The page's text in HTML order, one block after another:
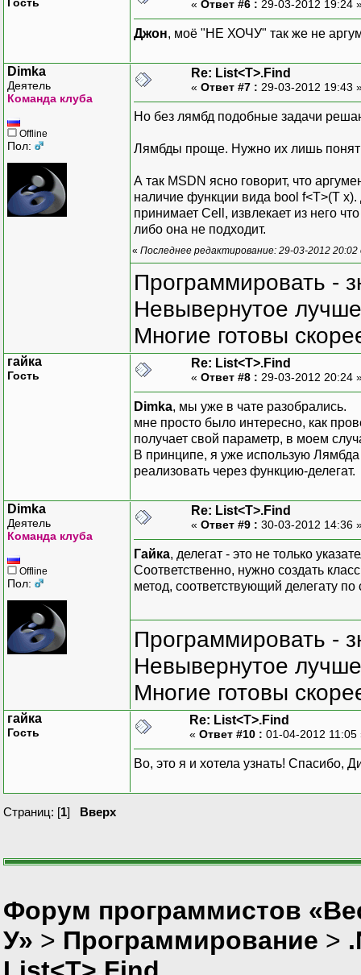
« Ответ #6 : 29-03-2012 19:24
Джон, моё "НЕ ХОЧУ" так же не
Dimka
Деятель
Команда клуба
Offline
Пол:
Re: List<T>.Find
« Ответ #7 : 29-03-2012 19:43
Но без лямбд подобные задачи
Лямбды проще. Нужно их лишь
А так MSDN ясно говорит, что
наличие функции вида bool f<T>(T
принимает Cell, извлекает из него
либо она не подходит.
« Последнее редактирование: 29-03-2012
Программировать -
Невывернутое
Многие готовы
гайка
Гость
Re: List<T>.Find
« Ответ #8 : 29-03-2012 20:24
Dimka, мы уже в чате разобрались.
мне просто было интересно, как
получает свой параметр, в моем
В принципе, я уже использую
реализовать через функцию-делегат.
Dimka
Деятель
Команда клуба
Offline
Пол:
Re: List<T>.Find
« Ответ #9 : 30-03-2012 14:36
Гайка, делегат - это не только
Соответственно, нужно создать
метод, соответствующий делегату по
Программировать -
Невывернутое
Многие готовы
гайка
Гость
Re: List<T>.Find
« Ответ #10 : 01-04-2012
Во, это я и хотела узнать! Спасибо,
Страниц: [1] Вверх
Форум программистов
У» > Программирование >